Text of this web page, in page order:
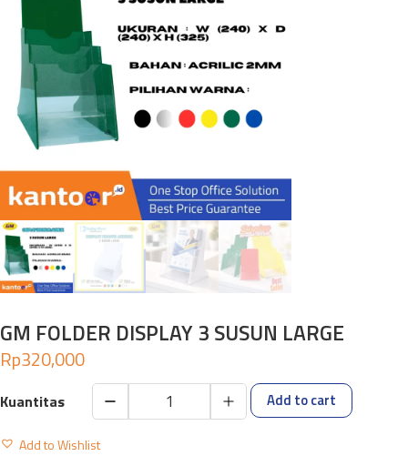
GM FOLDER DISPLAY 3 SUSUN LARGE
Rp320,000
GM
FOLDER
Add to cart
Add to Wishlist